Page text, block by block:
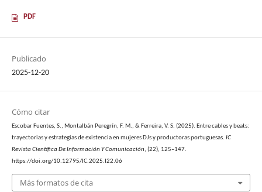
PDF
Publicado
2025-12-20
Cómo citar
Escobar Fuentes, S., Montalbán Peregrín, F. M., & Ferreira, V. S. (2025). Entre cables y beats:
trayectorias y estrategias de existencia en mujeres DJs y productoras portuguesas. IC
Revista Científica De Información Y Comunicación, (22), 125–147.
https://doi.org/10.12795/IC.2025.I22.06
Más formatos de cita